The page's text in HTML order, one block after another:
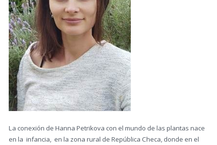
La conexión de Hanna Petrikova con el mundo de las plantas nace
en la infancia, en la zona rural de República Checa, donde en el